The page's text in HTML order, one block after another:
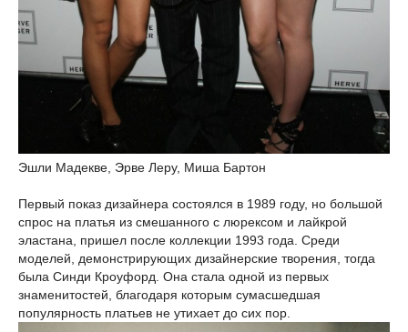
Эшли Мадекве, Эрве Леру, Миша Бартон
Первый показ дизайнера состоялся в 1989 году, но большой
спрос на платья из смешанного с люрексом и лайкрой
эластана, пришел после коллекции 1993 года. Среди
моделей, демонстрирующих дизайнерские творения, тогда
была Синди Кроуфорд. Она стала одной из первых
знаменитостей, благодаря которым сумасшедшая
популярность платьев не утихает до сих пор.